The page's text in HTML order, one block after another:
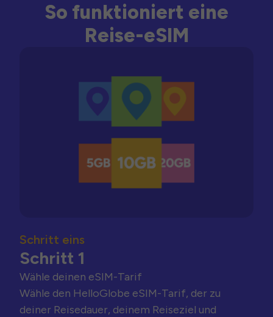
So funktioniert eine
Reise-eSIM
Schritt eins
Schritt 1
Wähle deinen eSIM-Tarif
Wähle den HelloGlobe eSIM-Tarif, der zu
deiner Reisedauer, deinem Reiseziel und